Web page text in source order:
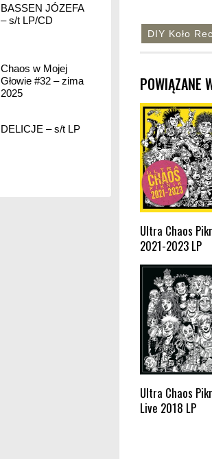
DIY Koło
POWIĄZANE
Ultra Chaos
2021-2023 LP
Ultra Chaos
Live 2018 LP
BASSEN JÓZEFA
– s/t LP/CD
Chaos w Mojej
Głowie #32 – zima
2025
DELICJE – s/t LP